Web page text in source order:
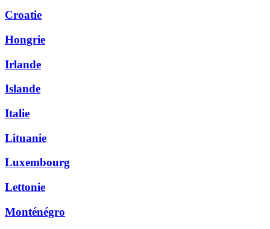
Croatie
Hongrie
Irlande
Islande
Italie
Lituanie
Luxembourg
Lettonie
Monténégro